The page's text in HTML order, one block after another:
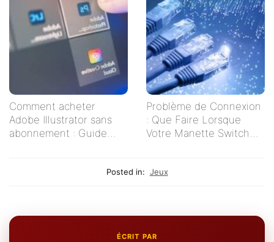
Comment acheter
Adobe Illustrator sans
abonnement : Guide
Problème de Connexion
: Que Faire Lorsque
Votre Manette Switch
Posted in: Jeux
ÉCRIT PAR